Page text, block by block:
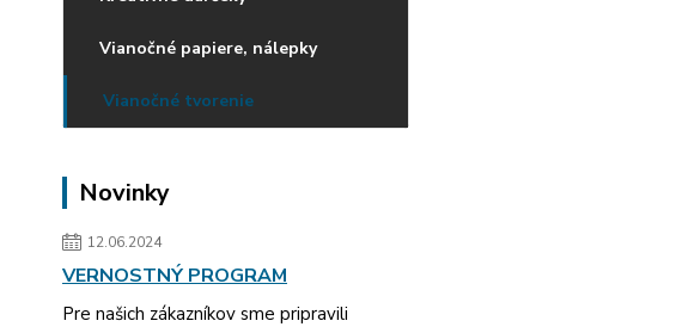
Vianočné papiere, nálepky
Vianočné tvorenie
Novinky
12.06.2024
VERNOSTNÝ PROGRAM
Pre našich zákazníkov sme pripravili